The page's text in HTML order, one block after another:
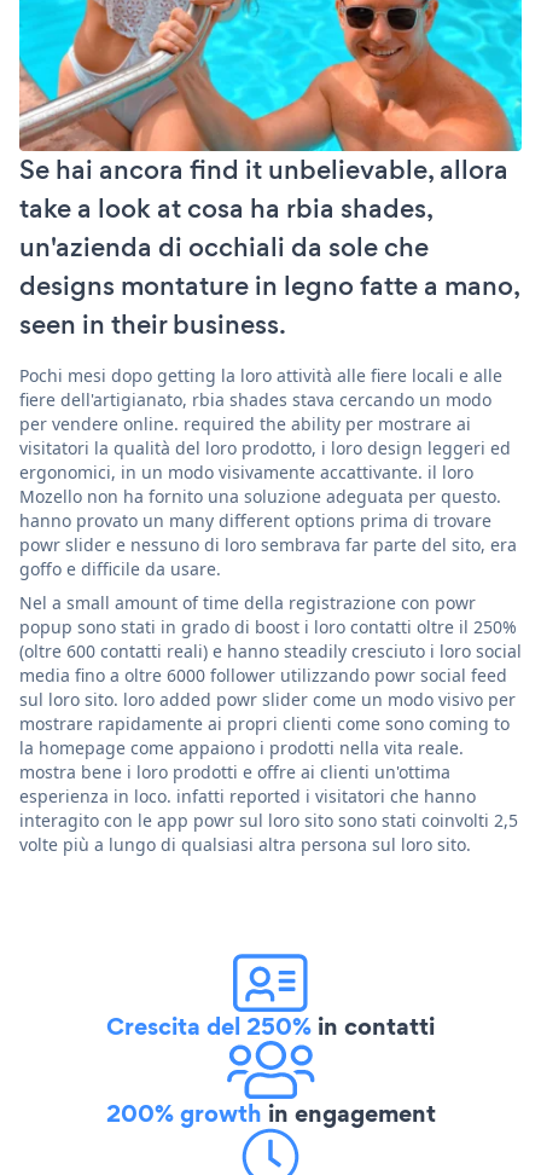
Se hai ancora find it unbelievable, allora
take a look at cosa ha rbia shades,
un'azienda di occhiali da sole che
designs montature in legno fatte a mano,
seen in their business.
Pochi mesi dopo getting la loro attività alle fiere locali e alle
fiere dell'artigianato, rbia shades stava cercando un modo
per vendere online. required the ability per mostrare ai
visitatori la qualità del loro prodotto, i loro design leggeri ed
ergonomici, in un modo visivamente accattivante. il loro
Mozello non ha fornito una soluzione adeguata per questo.
hanno provato un many different options prima di trovare
powr slider e nessuno di loro sembrava far parte del sito, era
goffo e difficile da usare.
Nel a small amount of time della registrazione con powr
popup sono stati in grado di boost i loro contatti oltre il 250%
(oltre 600 contatti reali) e hanno steadily cresciuto i loro social
media fino a oltre 6000 follower utilizzando powr social feed
sul loro sito. loro added powr slider come un modo visivo per
mostrare rapidamente ai propri clienti come sono coming to
la homepage come appaiono i prodotti nella vita reale.
mostra bene i loro prodotti e offre ai clienti un'ottima
esperienza in loco. infatti reported i visitatori che hanno
interagito con le app powr sul loro sito sono stati coinvolti 2,5
volte più a lungo di qualsiasi altra persona sul loro sito.
Crescita del 250% in contatti
200% growth in engagement